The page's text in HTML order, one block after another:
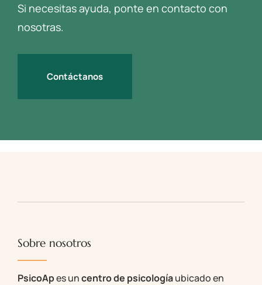
Si necesitas ayuda, ponte en contacto con
nosotras.
Contáctanos
Sobre nosotros
PsicoApes uncentro de psicologíaubicado en